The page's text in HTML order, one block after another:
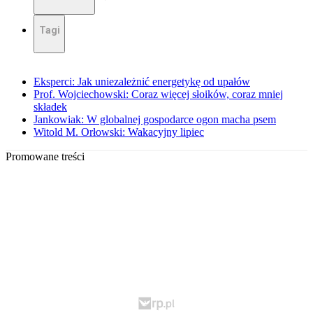
Tagi
Eksperci: Jak uniezależnić energetykę od upałów
Prof. Wojciechowski: Coraz więcej słoików, coraz mniej
składek
Jankowiak: W globalnej gospodarce ogon macha psem
Witold M. Orłowski: Wakacyjny lipiec
Promowane treści